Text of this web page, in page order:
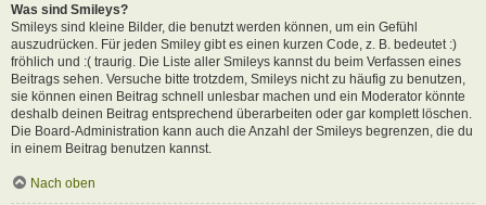
Was sind Smileys?
Smileys sind kleine Bilder, die benutzt werden können, um ein Gefühl
auszudrücken. Für jeden Smiley gibt es einen kurzen Code, z. B. bedeutet :)
fröhlich und :( traurig. Die Liste aller Smileys kannst du beim Verfassen eines
Beitrags sehen. Versuche bitte trotzdem, Smileys nicht zu häufig zu benutzen,
sie können einen Beitrag schnell unlesbar machen und ein Moderator könnte
deshalb deinen Beitrag entsprechend überarbeiten oder gar komplett löschen.
Die Board-Administration kann auch die Anzahl der Smileys begrenzen, die du
in einem Beitrag benutzen kannst.
Nach oben